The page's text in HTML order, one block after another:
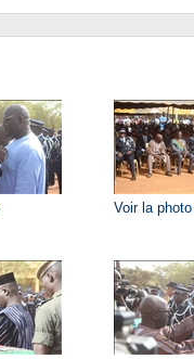
Voir la photo